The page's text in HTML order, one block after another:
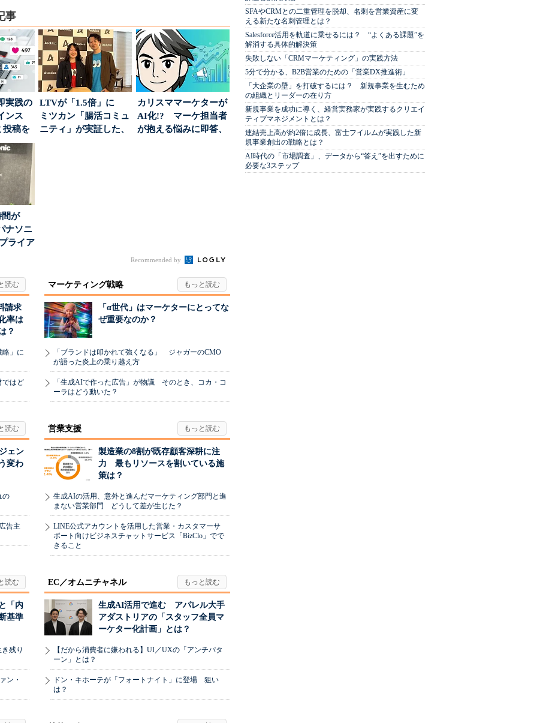
事
実践の
ンス
投稿を
に生か
LTVが「1.5倍」に
ミツカン「腸活コミュ
ニティ」が実証した、
カリスママーケターが
AI化!? マーケ担当者
が抱える悩みに即答、
間が
ナソニ
ライア
Recommended by
請求
率は
？
」に
ではど
マーケティング戦略
「α世代」はマーケターにとってな
ぜ重要なのか？
「ブランドは叩かれて強くなる」 ジャガーのCMO
が語った炎上の乗り越え方
「生成AIで作った広告」が物議 そのとき、コカ・コ
ーラはどう動いた？
ェン
変わ
の
告主
営業支援
製造業の8割が既存顧客深耕に注
力 最もリソースを割いている施
策は？
生成AIの活用、意外と進んだマーケティング部門と進
まない営業部門 どうして差が生じた？
LINE公式アカウントを活用した営業・カスタマーサ
ポート向けビジネスチャットサービス「BizClo」でで
きること
「内
基準
残り
ン・
EC／オムニチャネル
生成AI活用で進む アパレル大手
アダストリアの「スタッフ全員マ
ーケター化計画」とは？
【だから消費者に嫌われる】UI／UXの「アンチパタ
ーン」とは？
ドン・キホーテが「フォートナイト」に登場 狙い
は？
SFAやCRMとの二重管理を脱却、名刺を営業資産に変
える新たな名刺管理とは？
Salesforce活用を軌道に乗せるには？ “よくある課題”を
解消する具体的解決策
失敗しない「CRMマーケティング」の実践方法
5分で分かる、B2B営業のための「営業DX推進術」
「大企業の壁」を打破するには？ 新規事業を生むため
の組織とリーダーの在り方
新規事業を成功に導く、経営実務家が実践するクリエイ
ティブマネジメントとは？
連結売上高が約2倍に成長、富士フイルムが実践した新
規事業創出の戦略とは？
AI時代の「市場調査」、データから“答え”を出すために
必要な3ステップ